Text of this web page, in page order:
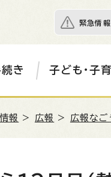
緊急情報
続き 子ども・子
報 > 広報 > 広報なご